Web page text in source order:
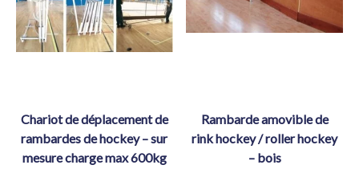
chariot de déplacement de
rambardes de hockey – sur
mesure charge max 600kg
rambarde amovible de
rink hockey / roller hockey
– bois